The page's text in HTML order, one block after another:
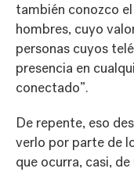
también conozco
hombres, cuyo
personas cuyos
presencia en
conectado”.
De repente, eso
verlo por parte de
que ocurra, casi,